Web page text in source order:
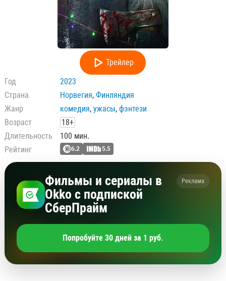
Трейлер
Год
2023
Страна
Норвегия, Финляндия
Жанр
комедия, ужасы, фэнтези
Возраст
18+
Длительность
100 мин.
Рейтинг
6.2 5.5
Фильмы и сериалы в
Okko с подпиской
СберПрайм
Реклама
Попробуйте 30 дней за 1 руб.